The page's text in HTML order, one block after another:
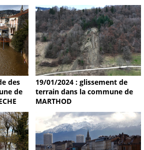
des
de
19/01/2024 : glissement de
terrain dans la commune de
MARTHOD